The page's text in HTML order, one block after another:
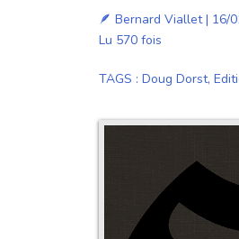
🪶 Bernard Viallet| 16/
Lu 570 fois
TAGS : Doug Dorst,